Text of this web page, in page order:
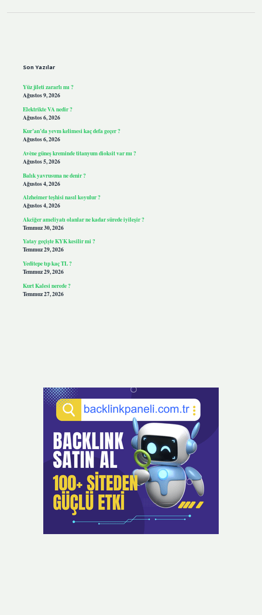
Son Yazılar
Yüz jileti zararlı mı ?
Ağustos 9, 2026
Elektrikte VA nedir ?
Ağustos 6, 2026
Kur’an’da yevm kelimesi kaç defa geçer ?
Ağustos 6, 2026
Avène güneş kreminde titanyum dioksit var mı ?
Ağustos 5, 2026
Balık yavrusuna ne denir ?
Ağustos 4, 2026
Alzheimer teşhisi nasıl koyulur ?
Ağustos 4, 2026
Akciğer ameliyatı olanlar ne kadar sürede iyileşir ?
Temmuz 30, 2026
Yatay geçişte KYK kesilir mi ?
Temmuz 29, 2026
Yeditepe tıp kaç TL ?
Temmuz 29, 2026
Kurt Kalesi nerede ?
Temmuz 27, 2026